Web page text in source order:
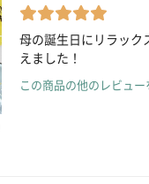
母の誕生日にリラック
えました！
この商品の他のレビュー